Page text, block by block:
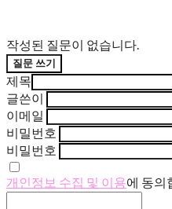
작성된 질문이 없습니다.
질문 쓰기
제목
글쓴이
이메일
비밀번호
비밀번호
개인정보 수집 및 이용에 동의